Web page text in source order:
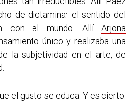
de dictaminar el sentido del
con el mundo. Allí Arjona
único y realizaba una
la subjetividad en el arte, de
el gusto se educa. Y es cierto.